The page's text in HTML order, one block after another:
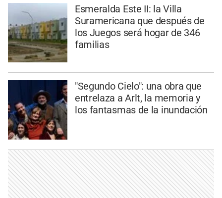
Esmeralda Este II: la Villa
Suramericana que después de
los Juegos será hogar de 346
familias
"Segundo Cielo": una obra que
entrelaza a Arlt, la memoria y
los fantasmas de la inundación